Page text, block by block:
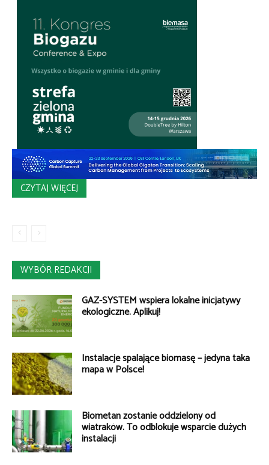
CZYTAJ WIĘCEJ
WYBÓR REDAKCJI
GAZ-SYSTEM wspiera lokalne inicjatywy
ekologiczne. Aplikuj!
Instalacje spalające biomasę – jedyna taka
mapa w Polsce!
Biometan zostanie oddzielony od
wiatraków. To odblokuje wsparcie dużych
instalacji